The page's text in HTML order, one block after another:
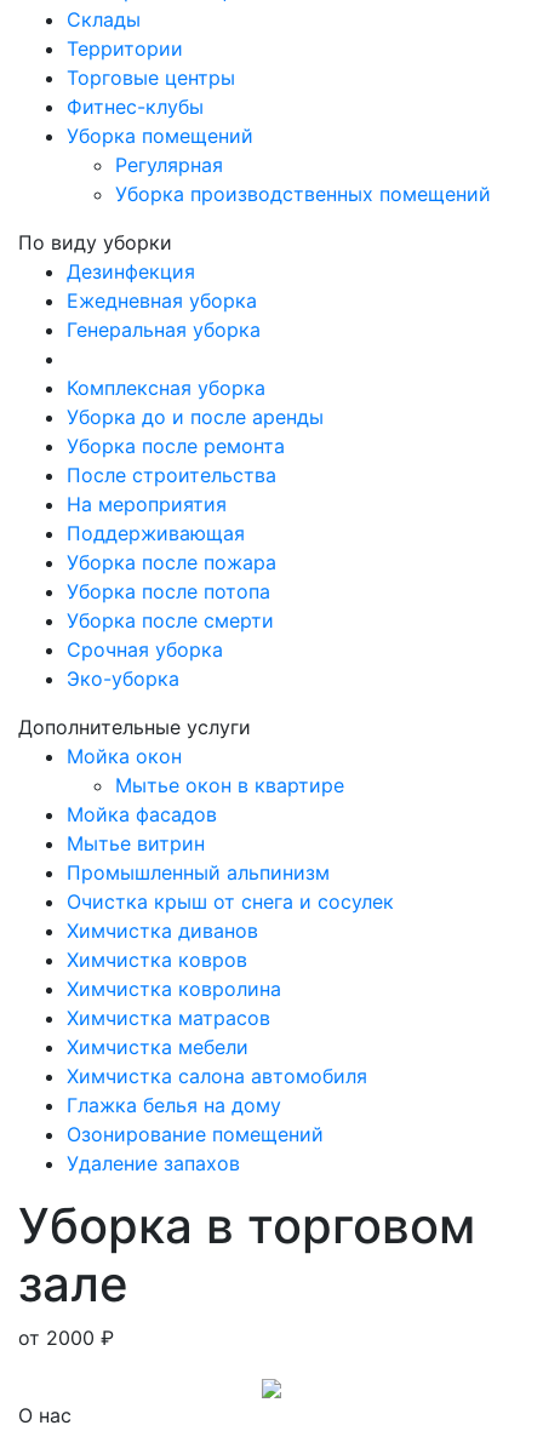
Склады
Территории
Торговые центры
Фитнес-клубы
Уборка помещений
Регулярная
Уборка производственных помещений
По виду уборки
Дезинфекция
Ежедневная уборка
Генеральная уборка
Комплексная уборка
Уборка до и после аренды
Уборка после ремонта
После строительства
На мероприятия
Поддерживающая
Уборка после пожара
Уборка после потопа
Уборка после смерти
Срочная уборка
Эко-уборка
Дополнительные услуги
Мойка окон
Мытье окон в квартире
Мойка фасадов
Мытье витрин
Промышленный альпинизм
Очистка крыш от снега и сосулек
Химчистка диванов
Химчистка ковров
Химчистка ковролина
Химчистка матрасов
Химчистка мебели
Химчистка салона автомобиля
Глажка белья на дому
Озонирование помещений
Удаление запахов
Уборка в торговом
зале
от 2000 ₽
О нас